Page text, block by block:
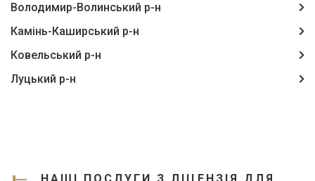
Володимир-Волинський р-н
Камінь-Каширський р-н
Ковельський р-н
Луцький р-н